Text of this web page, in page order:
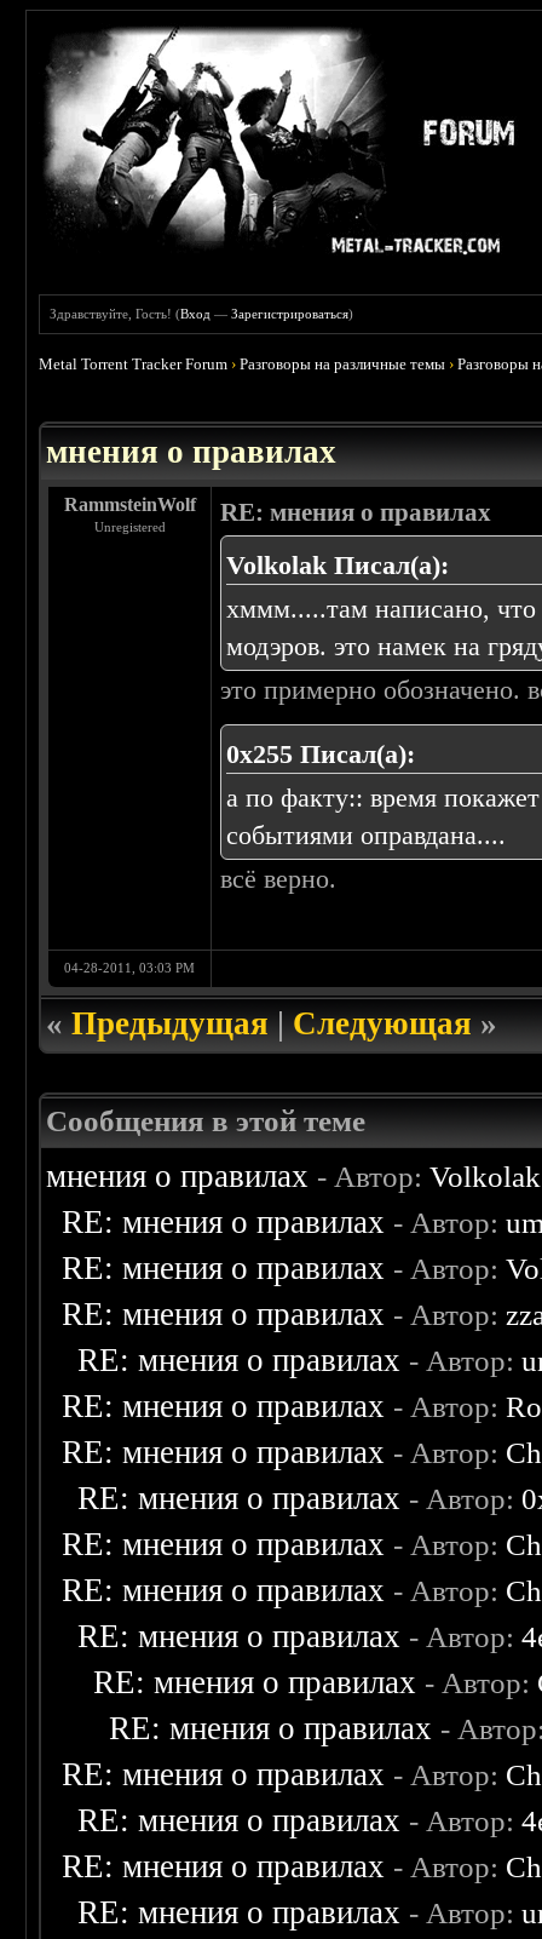
Здравствуйте, Гость! (Вход —Зарегистрироваться)
Metal Torrent Tracker Forum ›Разговоры на различные темы ›Разговоры
мнения о правилах
RammsteinWolf
Unregistered
RE: мнения о правилах
Volkolak Писал(а):
хммм.....там написано,
модэров. это намек на
это примерно обозначено.
0х255 Писал(а):
а по факту:: время
событиями оправдана....
всё верно.
04-28-2011, 03:03 PM
«Предыдущая|Следующая»
Сообщения в этой теме
мнения о правилах - Автор:Volkolak
RE: мнения о правилах - Автор:
RE: мнения о правилах - Автор:
RE: мнения о правилах - Автор:
RE: мнения о правилах - Автор:
RE: мнения о правилах - Автор:
RE: мнения о правилах - Автор:
RE: мнения о правилах - Автор:
RE: мнения о правилах - Автор:
RE: мнения о правилах - Автор:
RE: мнения о правилах - Автор:
RE: мнения о правилах - Автор:
RE: мнения о правилах -
RE: мнения о правилах - Автор:
RE: мнения о правилах - Автор:
RE: мнения о правилах - Автор:
RE: мнения о правилах - Автор: